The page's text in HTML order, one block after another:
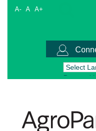
A- A A+
Powered